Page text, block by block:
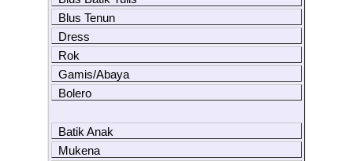
Blus Tenun
Dress
Rok
Gamis/Abaya
Bolero
Batik Anak
Mukena